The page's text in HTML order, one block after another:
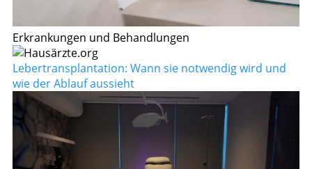
Erkrankungen und Behandlungen
Lebertransplantation: Wann sie notwendig wird und
wie der Ablauf aussieht